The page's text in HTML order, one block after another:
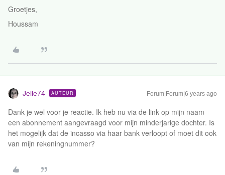
Groetjes,
Houssam
Jelle74 AUTEUR Forum|Forum|6 years ago
Dank je wel voor je reactie. Ik heb nu via de link op mijn naam
een abonnement aangevraagd voor mijn minderjarige dochter. Is
het mogelijk dat de incasso via haar bank verloopt of moet dit ook
van mijn rekeningnummer?